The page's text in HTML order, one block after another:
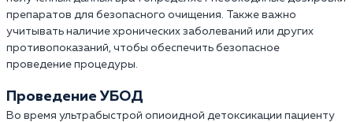
препаратов для безопасного очищения. Также важно
учитывать наличие хронических заболеваний или других
противопоказаний, чтобы обеспечить безопасное
проведение процедуры.
Проведение УБОД
Во время ультрабыстрой опиоидной детоксикации пациенту